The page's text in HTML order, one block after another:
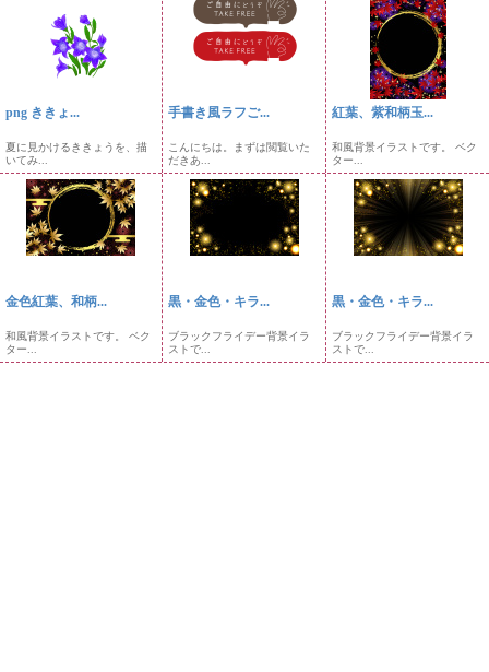
png ききょ...
夏に見かけるききょうを、描
いてみ...
手書き風ラフご...
こんにちは。まずは閲覧いた
だきあ...
紅葉、紫和柄玉...
和風背景イラストです。 ベク
ター...
金色紅葉、和柄...
和風背景イラストです。 ベク
ター...
黒・金色・キラ...
ブラックフライデー背景イラ
ストで...
黒・金色・キラ...
ブラックフライデー背景イラ
ストで...